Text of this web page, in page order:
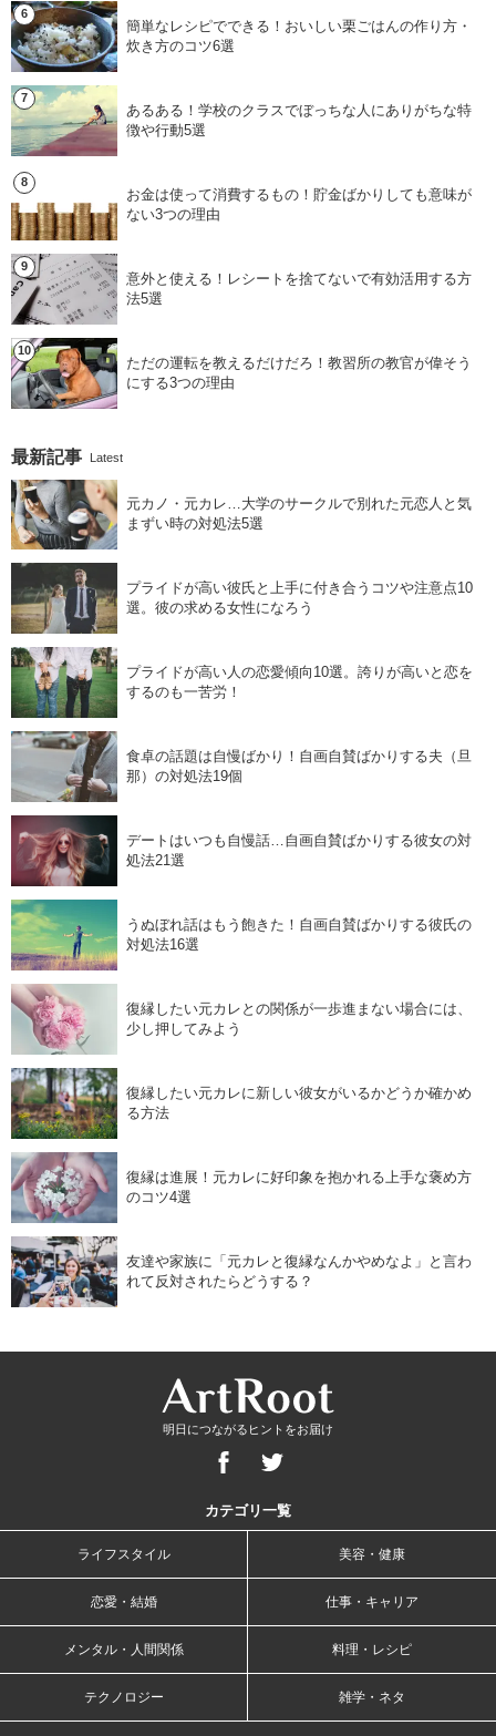
簡単なレシピでできる！おいしい栗ごはんの作り方・
炊き方のコツ6選
あるある！学校のクラスでぼっちな人にありがちな特
徴や行動5選
お金は使って消費するもの！貯金ばかりしても意味が
ない3つの理由
意外と使える！レシートを捨てないで有効活用する方
法5選
ただの運転を教えるだけだろ！教習所の教官が偉そう
にする3つの理由
最新記事 Latest
元カノ・元カレ…大学のサークルで別れた元恋人と気
まずい時の対処法5選
プライドが高い彼氏と上手に付き合うコツや注意点10
選。彼の求める女性になろう
プライドが高い人の恋愛傾向10選。誇りが高いと恋を
するのも一苦労！
食卓の話題は自慢ばかり！自画自賛ばかりする夫（旦
那）の対処法19個
デートはいつも自慢話…自画自賛ばかりする彼女の対
処法21選
うぬぼれ話はもう飽きた！自画自賛ばかりする彼氏の
対処法16選
復縁したい元カレとの関係が一歩進まない場合には、
少し押してみよう
復縁したい元カレに新しい彼女がいるかどうか確かめ
る方法
復縁は進展！元カレに好印象を抱かれる上手な褒め方
のコツ4選
友達や家族に「元カレと復縁なんかやめなよ」と言わ
れて反対されたらどうする？
明日につながるヒントをお届け
カテゴリ一覧
ライフスタイル 美容・健康
恋愛・結婚 仕事・キャリア
メンタル・人間関係 料理・レシピ
テクノロジー 雑学・ネタ